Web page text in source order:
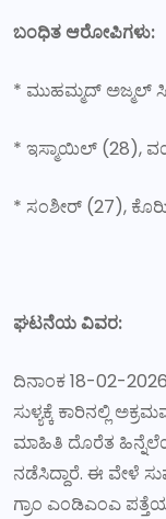
ಬಂಧಿತ ಆರೋಪಿಗಳು:
* ಮುಹಮ್ಮದ್‌ ಅಜ್ಮಲ್‌
* ಇಸ್ಮಾಯಿಲ್‌ (28),
* ಸಂಶೀರ್‌ (27),
ಘಟನೆಯ ವಿವರ:
ದಿನಾಂಕ 18-02-
ಸುಳ್ಯಕ್ಕೆ ಕಾರಿನಲ್ಲಿ
ಮಾಹಿತಿ ದೊರೆತ
ನಡೆಸಿದ್ದಾರೆ. ಈ ವೇಳೆ
ಗ್ರಾಂ ಎಂಡಿಎಂಎ